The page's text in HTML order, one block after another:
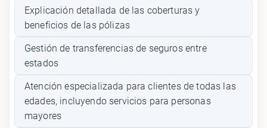
Explicación detallada de las coberturas y
beneficios de las pólizas
Gestión de transferencias de seguros entre
estados
Atención especializada para clientes de todas las
edades, incluyendo servicios para personas
mayores